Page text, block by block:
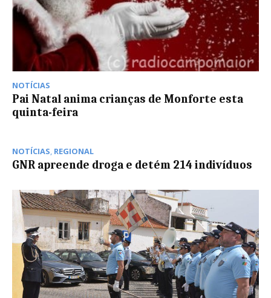
NOTÍCIAS
Pai Natal anima crianças de Monforte esta
quinta-feira
NOTÍCIAS, REGIONAL
GNR apreende droga e detém 214 indivíduos